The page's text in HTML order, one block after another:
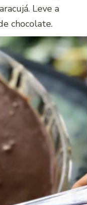
Leve a
chocolate.